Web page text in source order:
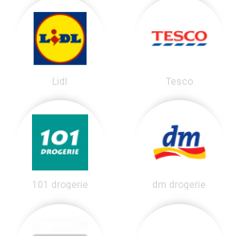
Lidl Tesco
101 drogerie dm drogerie